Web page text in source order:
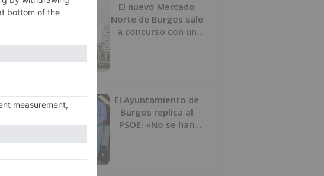
3
El nuevo Mercado
Norte de Burgos sale
a concurso con un
4
El Ayuntamiento de
Burgos replica al
PSOE: «No se han